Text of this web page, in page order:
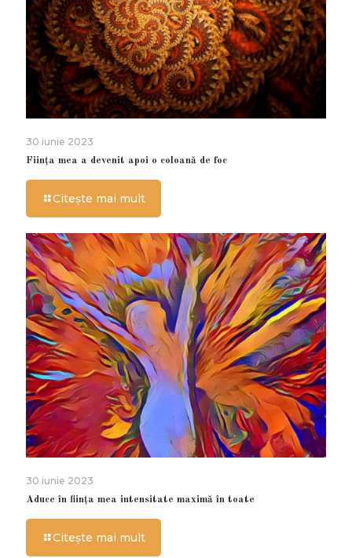
30 iunie 2023
Ființa mea a devenit apoi o coloană de foc
Citește mai mult
30 iunie 2023
Aduce în ființa mea intensitate maximă în toate
Citește mai mult